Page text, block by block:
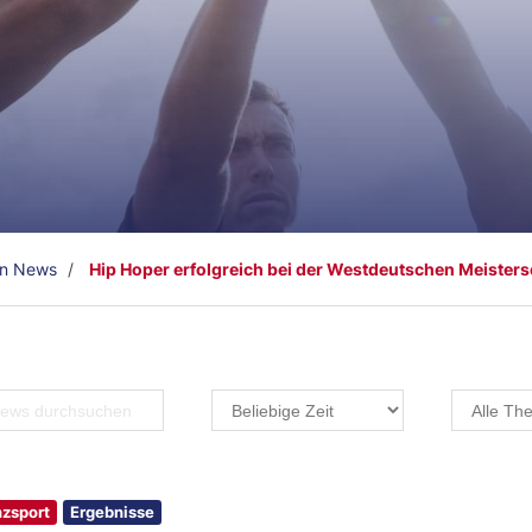
News Hip Hoper erfolgreich bei der Westdeutschen
Ergebnisse